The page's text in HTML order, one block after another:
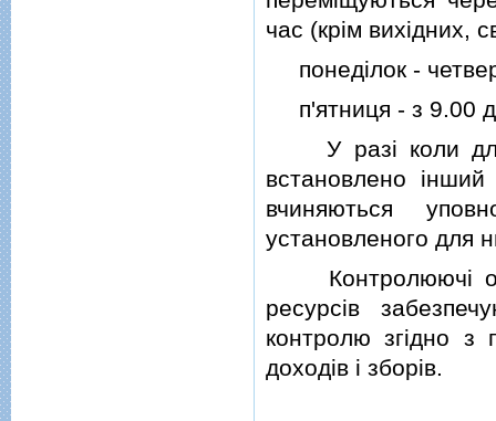
час (крiм вихiдних,
понедiлок -
п'ятниця - з 9.00
У разi коли для
встановлено
вчиняються
установленого для
Контролюючi
ресурсiв
контролю згiдно з
доходiв i зборiв.